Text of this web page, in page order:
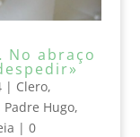
No abraço
| Clero,
Padre Hugo,
| 0